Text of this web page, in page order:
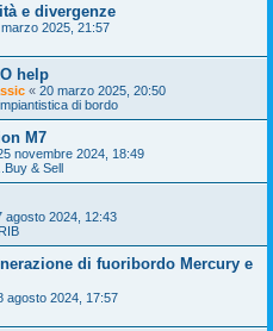
e divergenze
2025, 21:57
help
« 20 marzo 2025, 20:50
di bordo
M7
novembre 2024, 18:49
& Sell
agosto 2024, 12:43
di fuoribordo Mercury e
agosto 2024, 17:57